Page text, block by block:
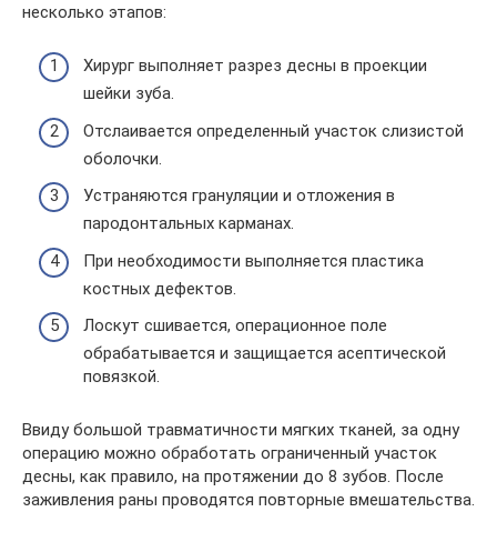
несколько этапов:
Хирург выполняет разрез десны в проекции
шейки зуба.
Отслаивается определенный участок слизистой
оболочки.
Устраняются грануляции и отложения в
пародонтальных карманах.
При необходимости выполняется пластика
костных дефектов.
Лоскут сшивается, операционное поле
обрабатывается и защищается асептической
повязкой.
Ввиду большой травматичности мягких тканей, за одну
операцию можно обработать ограниченный участок
десны, как правило, на протяжении до 8 зубов. После
заживления раны проводятся повторные вмешательства.